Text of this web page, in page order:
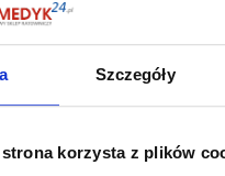
Szczegóły
korzysta z plików
chwilowo niedostępny